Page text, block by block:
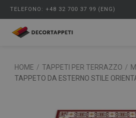
TELEFONO: +48 32 700 37 99 (ENG)
HOME / TAPPETI PER TERRAZZO /
TAPPETO DA ESTERNO STILE